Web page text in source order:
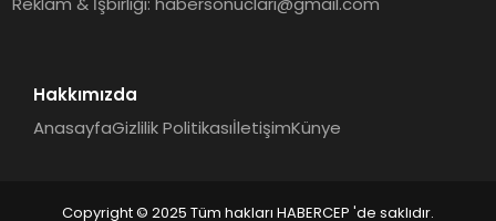
Hakkımızda
AnasayfaGizlilik PolitikasıİletişimKünye
Copyright © 2025 Tüm hakları HABERCEP 'de saklıdır.